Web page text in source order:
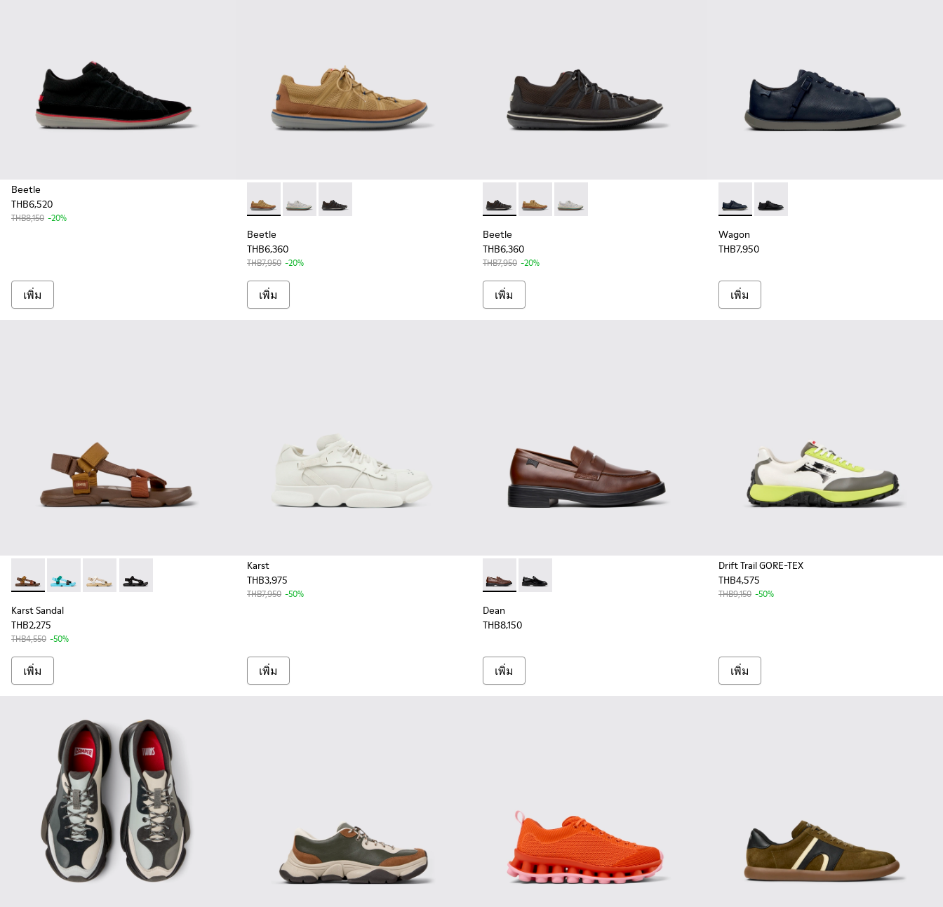
Beetle
THB6,520
THB8,150 -20%
เพิ่ม
Beetle - K101096-003 - รองเท้าผ้าสีน้ําตาลสําหรับผู้ชาย
Beetle - K101096-002 - รองเท้าผ้าสีเทาสําหรับผู้ชาย
Beetle - K101096-001 - รองเท้าผ้าสีเทาสําหรับผู้ชาย
Beetle
THB6,360
THB7,950 -20%
เพิ่ม
Beetle - K101096-001 - รองเท้าผ้าสีเทาสําหรับผู้ชาย
Beetle - K101096-003 - รองเท้าผ้าสีน้ําตาลสําหรับผู้ชาย
Beetle - K101096-002 - รองเท้าผ้าสีเทาสําหรับผู้ชาย
Beetle
THB6,360
THB7,950 -20%
เพิ่ม
Wagon - K101101-003 - รองเท้าหนังและผ้า
Wagon - K101101-001 - รองเท้าหนัง
Wagon
THB7,950
เพิ่ม
Karst Sandal - K101048-004 - Multicolor Recycled PET Sandals for Men.
Karst Sandal - K101048-003
Karst Sandal - K101048-002
Karst Sandal - K101048-001
Karst Sandal
THB2,275
THB4,550 -50%
เพิ่ม
Karst
THB3,975
THB7,950 -50%
เพิ่ม
Dean - K101045-005 - รองเท้ามอคคาซินหนังสีน้ําตาลสําหรับผู้ชาย
Dean - K101045-001 - รองเท้ามอคคาซินหนังสีดําสําหรับผู้ชาย
Dean
THB8,150
เพิ่ม
Drift Trail GORE-TEX
THB4,575
THB9,150 -50%
เพิ่ม